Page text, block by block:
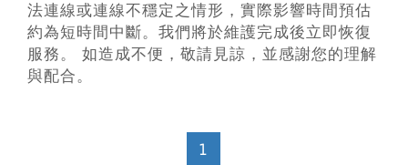
法連線或連線不穩定之情形，實際影響時間預估
約為短時間中斷。我們將於維護完成後立即恢復
服務。 如造成不便，敬請見諒，並感謝您的理解
與配合。
1